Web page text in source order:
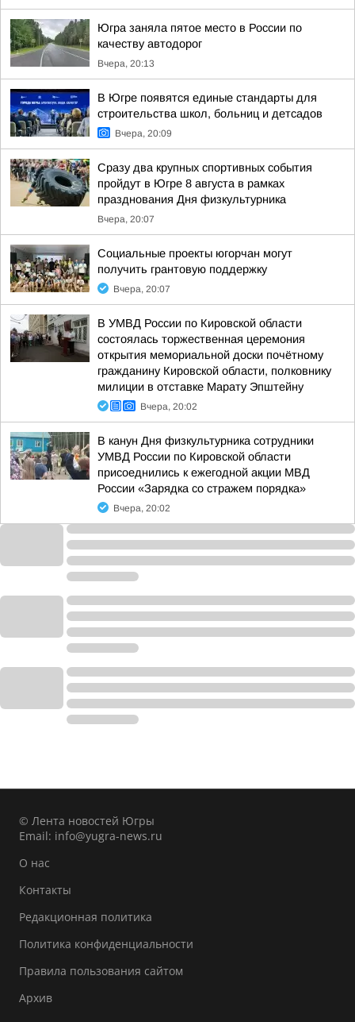
Югра заняла пятое место в России по
качеству автодорог
Вчера, 20:13
В Югре появятся единые стандарты для
строительства школ, больниц и детсадов
Вчера, 20:09
Сразу два крупных спортивных события
пройдут в Югре 8 августа в рамках
празднования Дня физкультурника
Вчера, 20:07
Социальные проекты югорчан могут
получить грантовую поддержку
Вчера, 20:07
В УМВД России по Кировской области
состоялась торжественная церемония
открытия мемориальной доски почётному
гражданину Кировской области, полковнику
милиции в отставке Марату Эпштейну
Вчера, 20:02
В канун Дня физкультурника сотрудники
УМВД России по Кировской области
присоеднились к ежегодной акции МВД
России «Зарядка со стражем порядка»
Вчера, 20:02
© Лента новостей Югры
Email: info@yugra-news.ru
О нас
Контакты
Редакционная политика
Политика конфиденциальности
Правила пользования сайтом
Архив